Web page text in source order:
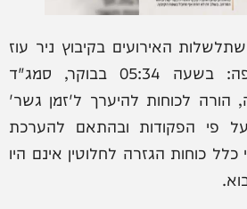
האירועים בקיבוץ ניר עוז
וסביבתו ביום המתקפה: בשעה 05:34 בבוקר, סמג"ד
הורה לכוחות להיערך ל'זמן גשר'
פי הפקודות ובהתאם להערכת
כוחות הגזרה לחלוטין אינם היו